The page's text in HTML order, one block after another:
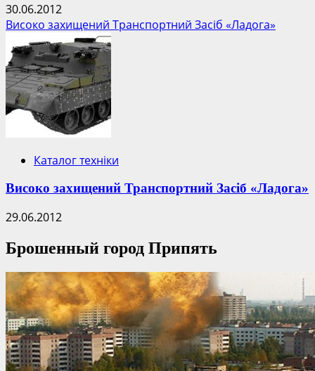
30.06.2012
Високо захищений Транспортний Засіб «Ладога»
Каталог техніки
Високо захищений Транспортний Засіб «Ладога»
29.06.2012
Брошенный город Припять